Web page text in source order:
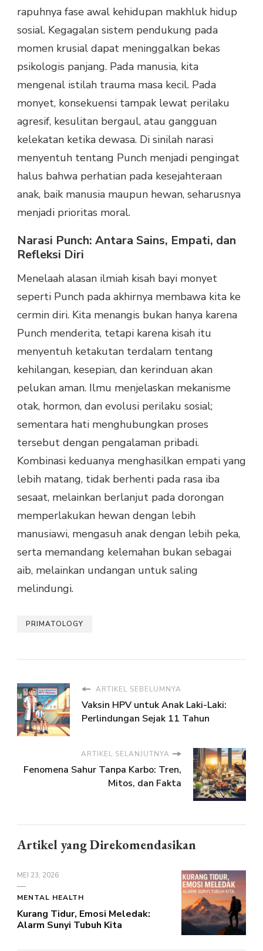
rapuhnya fase awal kehidupan makhluk hidup
sosial. Kegagalan sistem pendukung pada
momen krusial dapat meninggalkan bekas
psikologis panjang. Pada manusia, kita
mengenal istilah trauma masa kecil. Pada
monyet, konsekuensi tampak lewat perilaku
agresif, kesulitan bergaul, atau gangguan
kelekatan ketika dewasa. Di sinilah narasi
menyentuh tentang Punch menjadi pengingat
halus bahwa perhatian pada kesejahteraan
anak, baik manusia maupun hewan, seharusnya
menjadi prioritas moral.
Narasi Punch: Antara Sains, Empati, dan
Refleksi Diri
Menelaah alasan ilmiah kisah bayi monyet
seperti Punch pada akhirnya membawa kita ke
cermin diri. Kita menangis bukan hanya karena
Punch menderita, tetapi karena kisah itu
menyentuh ketakutan terdalam tentang
kehilangan, kesepian, dan kerinduan akan
pelukan aman. Ilmu menjelaskan mekanisme
otak, hormon, dan evolusi perilaku sosial;
sementara hati menghubungkan proses
tersebut dengan pengalaman pribadi.
Kombinasi keduanya menghasilkan empati yang
lebih matang, tidak berhenti pada rasa iba
sesaat, melainkan berlanjut pada dorongan
memperlakukan hewan dengan lebih
manusiawi, mengasuh anak dengan lebih peka,
serta memandang kelemahan bukan sebagai
aib, melainkan undangan untuk saling
melindungi.
PRIMATOLOGY
ARTIKEL SEBELUMNYA
Vaksin HPV untuk Anak Laki-Laki:
Perlindungan Sejak 11 Tahun
ARTIKEL SELANJUTNYA
Fenomena Sahur Tanpa Karbo: Tren,
Mitos, dan Fakta
Artikel yang Direkomendasikan
MEI 23, 2026
MENTAL HEALTH
Kurang Tidur, Emosi Meledak:
Alarm Sunyi Tubuh Kita